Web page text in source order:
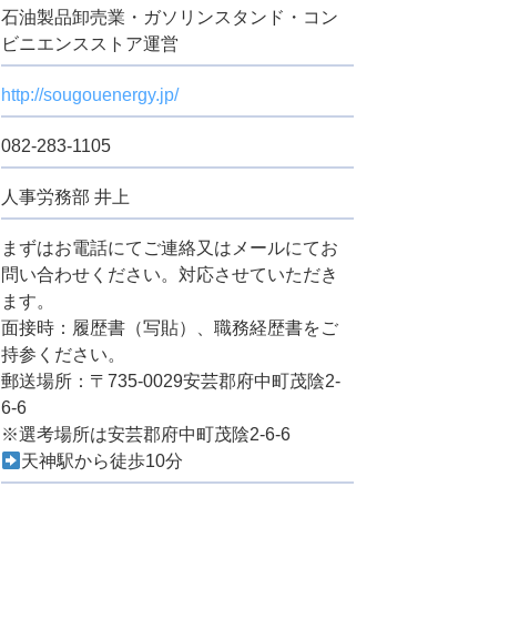
石油製品卸売業・ガソリンスタンド・コン
ビニエンスストア運営
http://sougouenergy.jp/
082-283-1105
人事労務部 井上
まずはお電話にてご連絡又はメールにてお
問い合わせください。対応させていただき
ます。
面接時：履歴書（写貼）、職務経歴書をご
持参ください。
郵送場所：〒735-0029安芸郡府中町茂陰2-
6-6
※選考場所は安芸郡府中町茂陰2-6-6
天神駅から徒歩10分